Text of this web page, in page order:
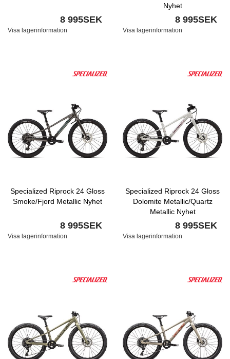
8 995SEK
Visa lagerinformation
Nyhet
8 995SEK
Visa lagerinformation
Specialized Riprock 24 Gloss
Smoke/Fjord Metallic Nyhet
8 995SEK
Visa lagerinformation
Specialized Riprock 24 Gloss
Dolomite Metallic/Quartz
Metallic Nyhet
8 995SEK
Visa lagerinformation